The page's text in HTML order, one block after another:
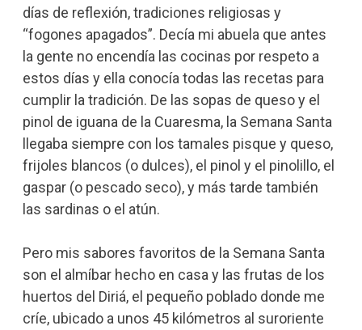
días de reflexión, tradiciones religiosas y
“fogones apagados”. Decía mi abuela que antes
la gente no encendía las cocinas por respeto a
estos días y ella conocía todas las recetas para
cumplir la tradición. De las sopas de queso y el
pinol de iguana de la Cuaresma, la Semana Santa
llegaba siempre con los tamales pisque y queso,
frijoles blancos (o dulces), el pinol y el pinolillo, el
gaspar (o pescado seco), y más tarde también
las sardinas o el atún.
Pero mis sabores favoritos de la Semana Santa
son el almíbar hecho en casa y las frutas de los
huertos del Diriá, el pequeño poblado donde me
críe, ubicado a unos 45 kilómetros al suroriente